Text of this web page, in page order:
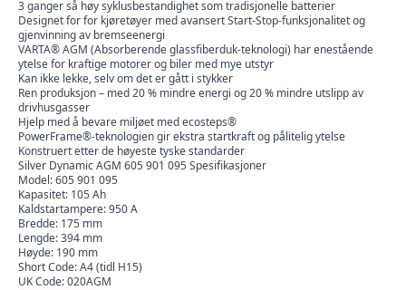
3 ganger så høy syklusbestandighet som tradisjonelle batterier
Designet for for kjøretøyer med avansert Start-Stop-funksjonalitet og
gjenvinning av bremseenergi
VARTA® AGM (Absorberende glassfiberduk-teknologi) har enestående
ytelse for kraftige motorer og biler med mye utstyr
Kan ikke lekke, selv om det er gått i stykker
Ren produksjon – med 20 % mindre energi og 20 % mindre utslipp av
drivhusgasser
Hjelp med å bevare miljøet med ecosteps®
PowerFrame®-teknologien gir ekstra startkraft og pålitelig ytelse
Konstruert etter de høyeste tyske standarder
Silver Dynamic AGM 605 901 095 Spesifikasjoner
Model: 605 901 095
Kapasitet: 105 Ah
Kaldstartampere: 950 A
Bredde: 175 mm
Lengde: 394 mm
Høyde: 190 mm
Short Code: A4 (tidl H15)
UK Code: 020AGM